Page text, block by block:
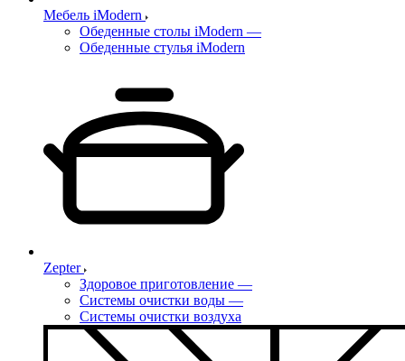
Мебель iModern
Обеденные столы iModern —
Обеденные стулья iModern
Zepter
Здоровое приготовление —
Системы очистки воды —
Системы очистки воздуха